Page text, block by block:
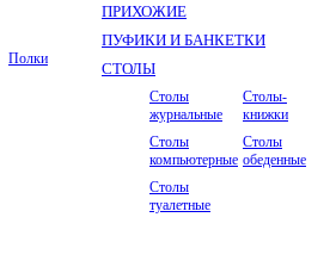
Полки
ПРИХОЖИЕ
ПУФИКИ И БАНКЕТКИ
СТОЛЫ
Столы
журнальные
Столы-
книжки
Столы
компьютерные
Столы
обеденные
Столы
туалетные